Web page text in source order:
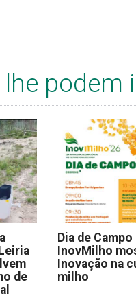
podem
de
Dia de Campo
InovMilho
Inovação na
milho